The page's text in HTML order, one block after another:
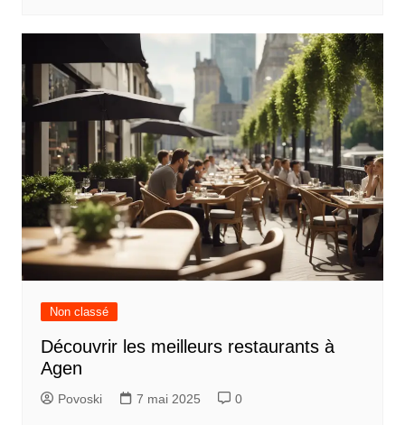
Non classé
Découvrir les meilleurs restaurants à
Agen
Povoski 7 mai 2025 0